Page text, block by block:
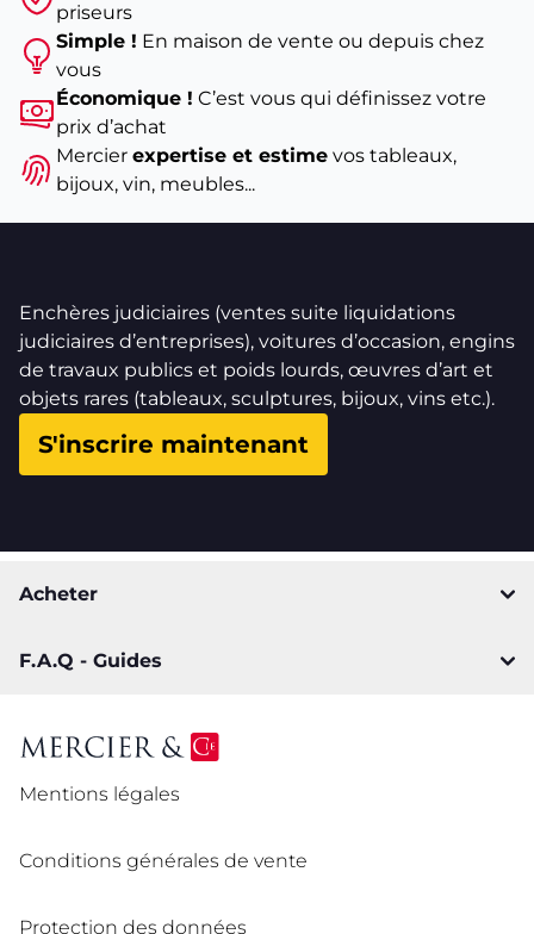
priseurs
Simple ! En maison de vente ou depuis chez
vous
Économique ! C’est vous qui définissez votre
prix d’achat
Mercier expertise et estimevos tableaux,
bijoux, vin, meubles...
Enchères judiciaires (ventes suite liquidations
judiciaires d’entreprises), voitures d’occasion, engins
de travaux publics et poids lourds, œuvres d’art et
objets rares (tableaux, sculptures, bijoux, vins etc.).
S'inscrire maintenant
Acheter
F.A.Q - Guides
Mentions légales
Conditions générales de vente
Protection des données